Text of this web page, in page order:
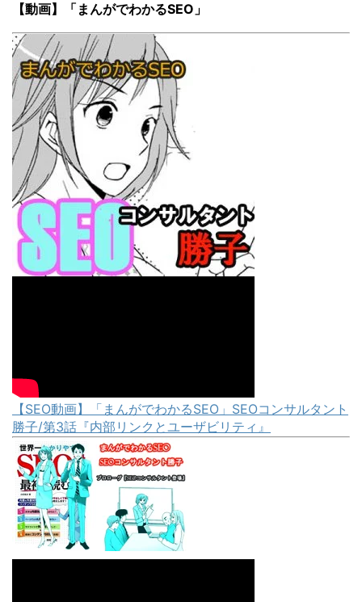
【動画】「まんがでわかるSEO」
【SEO動画】「まんがでわかるSEO」SEOコンサルタント
勝子/第3話『内部リンクとユーザビリティ』